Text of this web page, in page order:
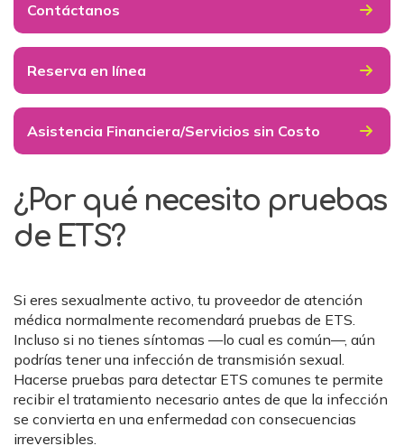
Contáctanos
Reserva en línea
Asistencia Financiera/Servicios sin Costo
¿Por qué necesito pruebas
de ETS?
Si eres sexualmente activo, tu proveedor de atención
médica normalmente recomendará pruebas de ETS.
Incluso si no tienes síntomas —lo cual es común—, aún
podrías tener una infección de transmisión sexual.
Hacerse pruebas para detectar ETS comunes te permite
recibir el tratamiento necesario antes de que la infección
se convierta en una enfermedad con consecuencias
irreversibles.